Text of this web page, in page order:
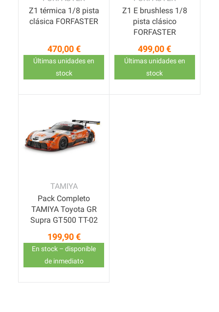
Z1 térmica 1/8 pista
clásica FORFASTER
Precio
470,00 €
Últimas unidades en
stock
Z1 E brushless 1/8
pista clásico
FORFASTER
Precio
499,00 €
Últimas unidades en
stock
TAMIYA
Pack Completo
TAMIYA Toyota GR
Supra GT500 TT-02
Precio
199,90 €
En stock – disponible
de inmediato